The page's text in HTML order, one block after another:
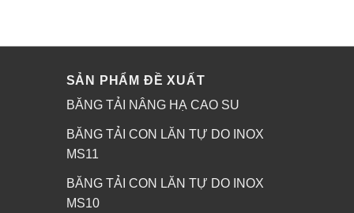
SẢN PHẨM ĐỀ XUẤT
BĂNG TẢI NÂNG HẠ CAO SU
BĂNG TẢI CON LĂN TỰ DO INOX
MS11
BĂNG TẢI CON LĂN TỰ DO INOX
MS10